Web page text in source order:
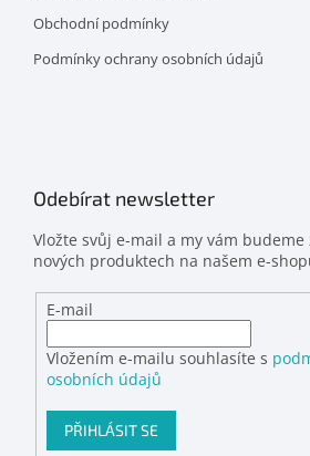
Obchodní podmínky
Podmínky ochrany osobních údajů
Odebírat newsletter
Vložte svůj e-mail a my vám
nových produktech na našem e-
E-mail
Vložením e-mailu souhlasíte s
osobních údajů
PŘIHLÁSIT SE